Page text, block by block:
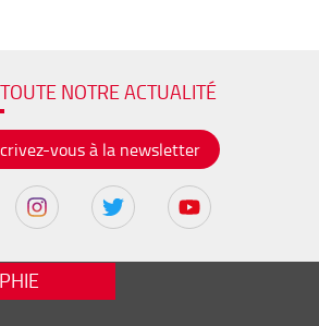
NOTRE ACTUALITÉ
vous à la newsletter